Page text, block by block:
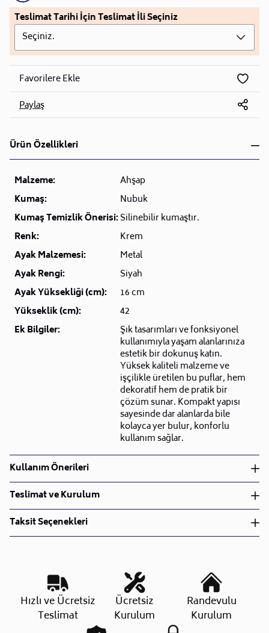
Teslimat Tarihi İçin Teslimat İli Seçiniz
Seçiniz.
Favorilere Ekle
Paylaş
Ürün Özellikleri
Malzeme:
Ahşap
Kumaş:
Nubuk
Kumaş Temizlik Önerisi:Silinebilir kumaştır.
Renk:
Krem
Ayak Malzemesi:
Metal
Ayak Rengi:
Siyah
Ayak Yüksekliği (cm):
16 cm
Yükseklik (cm):
42
Ek Bilgiler:
Şık tasarımları ve fonksiyonel
kullanımıyla yaşam alanlarınıza
estetik bir dokunuş katın.
Yüksek kaliteli malzeme ve
işçilikle üretilen bu puflar, hem
dekoratif hem de pratik bir
çözüm sunar. Kompakt yapısı
sayesinde dar alanlarda bile
kolayca yer bulur, konforlu
kullanım sağlar.
Kullanım Önerileri
Silinebilir kumaştır.
Teslimat ve Kurulum
Teslimat ve Kurulum
• Siparişlerinizi aldıktan sonra en kısa sürede işleme
Kargo süreçlerimizi güçlü lojistik ağımızla
destekleyerek, teslimatı en hızlı şekilde
gerçekleştiriyoruz.
Siparişiniz hazırlandığında kurulum ekiplerimiz sizin
Taksit Seçenekleri
Taksit Sayısı Aylık Tutar
Toplam Tutar
Tek Çekim
13.839,20 TL
13.839,20 TL
Hızlı ve Ücretsiz
Teslimat
Ücretsiz
Kurulum
Randevulu
Kurulum